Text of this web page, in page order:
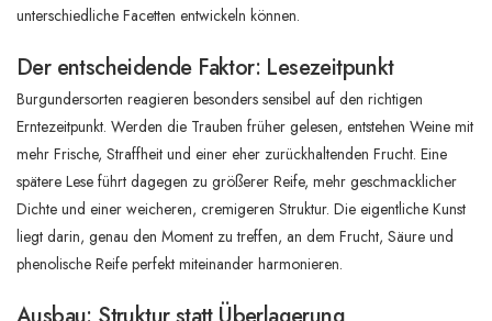
unterschiedliche Facetten entwickeln können.
Der entscheidende Faktor: Lesezeitpunkt
Burgundersorten reagieren besonders sensibel auf den richtigen
Erntezeitpunkt. Werden die Trauben früher gelesen, entstehen Weine mit
mehr Frische, Straffheit und einer eher zurückhaltenden Frucht. Eine
spätere Lese führt dagegen zu größerer Reife, mehr geschmacklicher
Dichte und einer weicheren, cremigeren Struktur. Die eigentliche Kunst
liegt darin, genau den Moment zu treffen, an dem Frucht, Säure und
phenolische Reife perfekt miteinander harmonieren.